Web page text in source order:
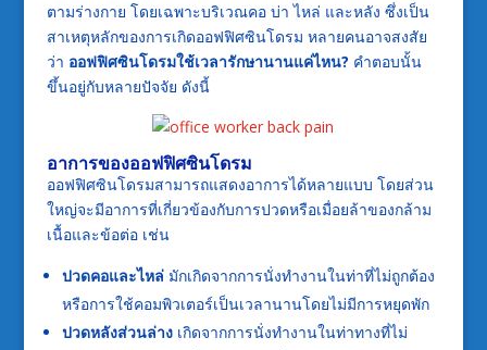
ตามร่างกาย โดยเฉพาะบริเวณคอ บ่า ไหล่ และหลัง ซึ่งเป็น
สาเหตุหลักของการเกิดออฟฟิศซินโดรม หลายคนอาจสงสัย
ว่า ออฟฟิศซินโดรมใช้เวลารักษานานแค่ไหน? คำตอบนั้น
ขึ้นอยู่กับหลายปัจจัย ดังนี้
อาการของออฟฟิศซินโดรม
ออฟฟิศซินโดรมสามารถแสดงอาการได้หลายแบบ โดยส่วน
ใหญ่จะมีอาการที่เกี่ยวข้องกับการปวดหรือเมื่อยล้าของกล้าม
เนื้อและข้อต่อ เช่น
ปวดคอและไหล่มักเกิดจากการนั่งทำงานในท่าที่ไม่ถูกต้อง
หรือการใช้คอมพิวเตอร์เป็นเวลานานโดยไม่มีการหยุดพัก
ปวดหลังส่วนล่างเกิดจากการนั่งทำงานในท่าทางที่ไม่